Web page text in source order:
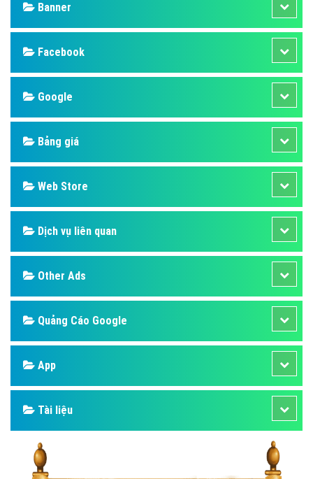
Banner
Facebook
Google
Bảng giá
Web Store
Dịch vụ liên quan
Other Ads
Quảng Cáo Google
App
Tài liệu